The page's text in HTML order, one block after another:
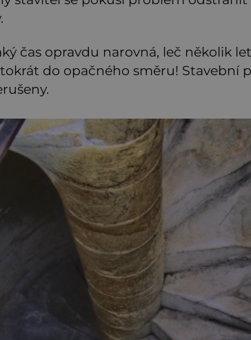
čas opravdu narovná, leč několik
do opačného směru! Stavební